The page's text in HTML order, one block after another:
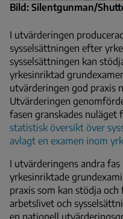
Bild: Silentgunman/
I utvärderingen
sysselsättningen efter
sysselsättningen kan
yrkesinriktad
utvärderingen god praxis
Utvärderingen
fasen granskades nuläget
statistisk översikt över
avlagt en examen inom
I utvärderingens andra
yrkesinriktade
praxis som kan stödja
arbetslivet och
en nationell